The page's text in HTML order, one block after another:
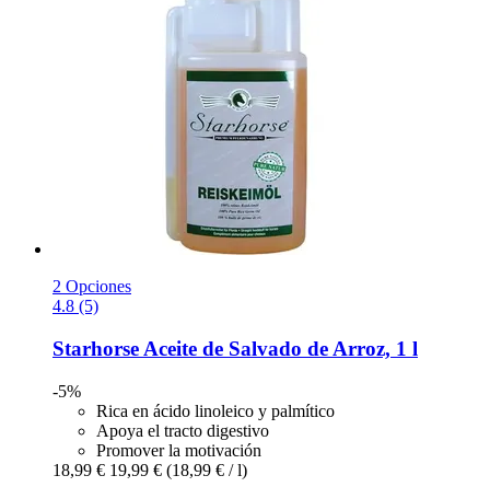
2 Opciones
4.8 (5)
Starhorse Aceite de Salvado de Arroz, 1 l
-5%
Rica en ácido linoleico y palmítico
Apoya el tracto digestivo
Promover la motivación
18,99 € 19,99 € (18,99 € / l)